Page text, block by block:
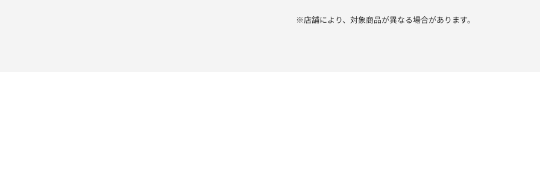
※店舗により、対象商品が異なる場合があります。